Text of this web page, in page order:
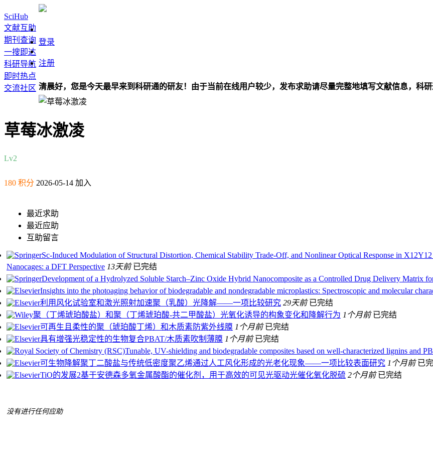
SciHub
文献互助
期刊查询
一搜即达
科研导航
即时热点
交流社区
登录
注册
清晨好，您是今天最早来到科研通的研友！由于当前在线用户较少，发布求助请尽量完整地填写文献信息，科
草莓冰激凌
Lv2
180 积分 2026-05-14 加入
最近求助
最近应助
互助留言
Sc-Induced Modulation of Structural Distortion, Chemical Stability Trade-Off, and Nonlinear Optical Response in
Nanocages: a DFT Perspective 13天前 已完结
Development of a Hydrolyzed Soluble Starch–Zinc Oxide Hybrid Nanocomposite as a Controlled Drug Delivery Matrix
Insights into the photoaging behavior of biodegradable and nondegradable microplastics: Spectroscopic and molecular
利用风化试验室和激光照射加速聚（乳酸）光降解——一项比较研究 29天前 已完结
聚（丁烯琥珀酸盐）和聚（丁烯琥珀酸-共二甲酸盐）光氧化诱导的构象变化和降解行为 1个月前 已完结
可再生且柔性的聚（琥珀酸丁烯）和木质素防紫外线膜 1个月前 已完结
具有增强光稳定性的生物复合PBAT/木质素吹制薄膜 1个月前 已完结
Tunable, UV-shielding and biodegradable composites based on well-characterized lignins and
可生物降解聚丁二酸盐与传统低密度聚乙烯通过人工风化形成的光老化现象——一项比较表面研究 1个月前 已
TiO的发展2基于安德森多氧金属酸酯的催化剂，用于高效的可见光驱动光催化氧化脱硫 2个月前 已完结
没有进行任何应助